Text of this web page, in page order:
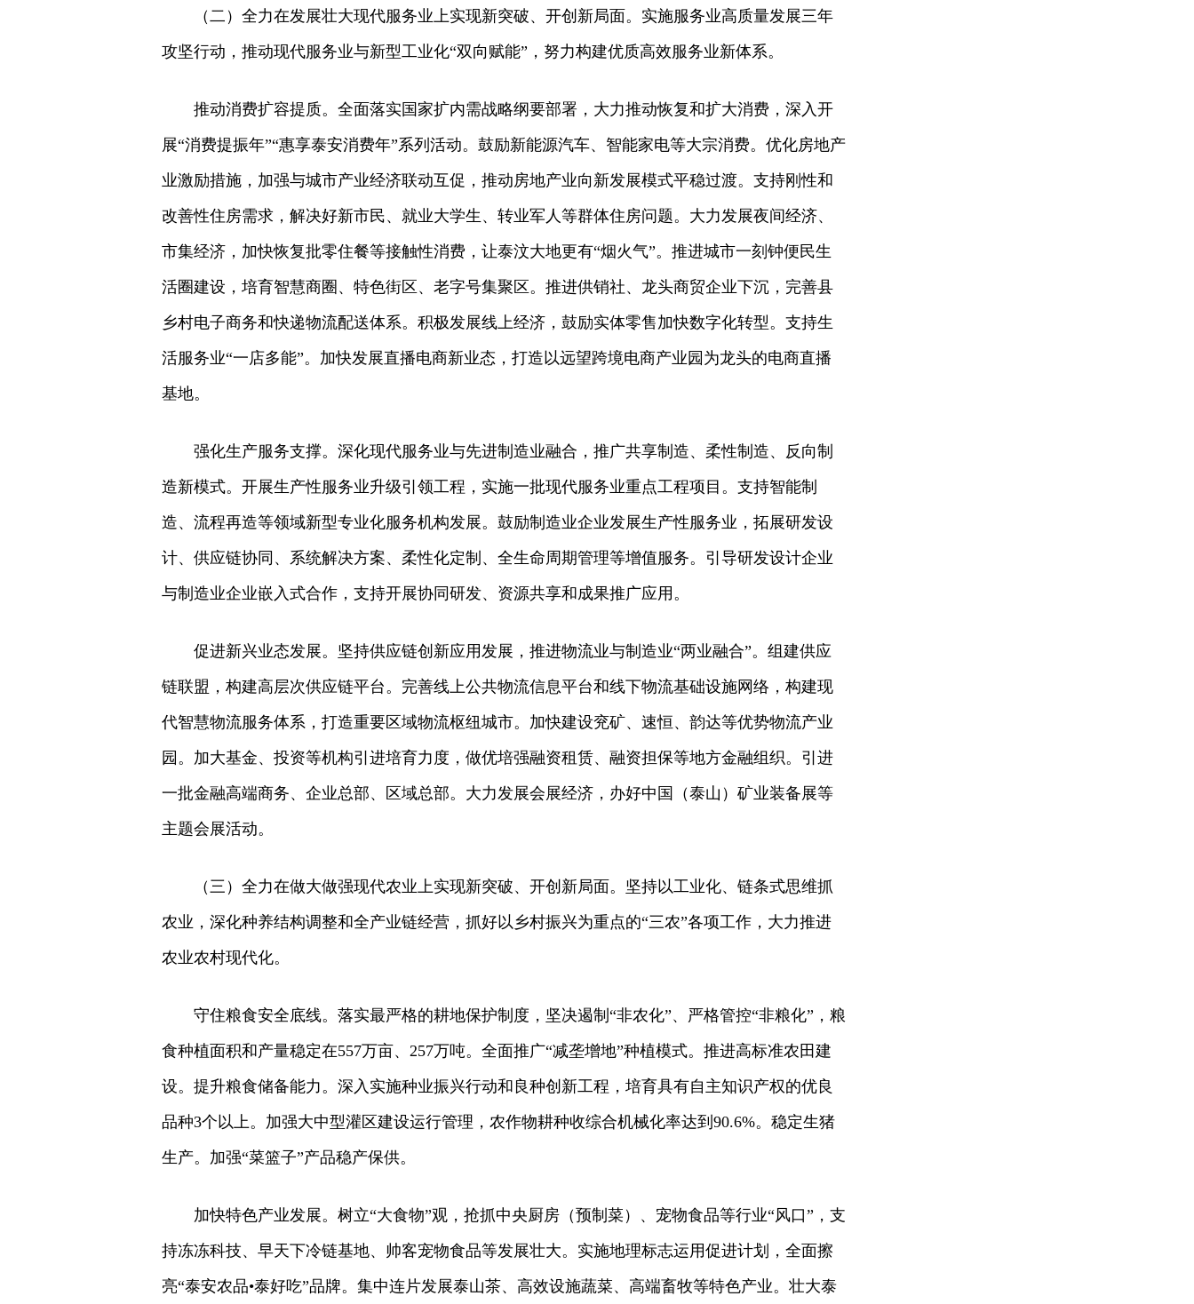
（二）全力在发展壮大现代服务业上实现新突破、开创新局面。实施服务业高质量发展三年
攻坚行动，推动现代服务业与新型工业化“双向赋能”，努力构建优质高效服务业新体系。
推动消费扩容提质。全面落实国家扩内需战略纲要部署，大力推动恢复和扩大消费，深入开
展“消费提振年”“惠享泰安消费年”系列活动。鼓励新能源汽车、智能家电等大宗消费。优化房地产
业激励措施，加强与城市产业经济联动互促，推动房地产业向新发展模式平稳过渡。支持刚性和
改善性住房需求，解决好新市民、就业大学生、转业军人等群体住房问题。大力发展夜间经济、
市集经济，加快恢复批零住餐等接触性消费，让泰汶大地更有“烟火气”。推进城市一刻钟便民生
活圈建设，培育智慧商圈、特色街区、老字号集聚区。推进供销社、龙头商贸企业下沉，完善县
乡村电子商务和快递物流配送体系。积极发展线上经济，鼓励实体零售加快数字化转型。支持生
活服务业“一店多能”。加快发展直播电商新业态，打造以远望跨境电商产业园为龙头的电商直播
基地。
强化生产服务支撑。深化现代服务业与先进制造业融合，推广共享制造、柔性制造、反向制
造新模式。开展生产性服务业升级引领工程，实施一批现代服务业重点工程项目。支持智能制
造、流程再造等领域新型专业化服务机构发展。鼓励制造业企业发展生产性服务业，拓展研发设
计、供应链协同、系统解决方案、柔性化定制、全生命周期管理等增值服务。引导研发设计企业
与制造业企业嵌入式合作，支持开展协同研发、资源共享和成果推广应用。
促进新兴业态发展。坚持供应链创新应用发展，推进物流业与制造业“两业融合”。组建供应
链联盟，构建高层次供应链平台。完善线上公共物流信息平台和线下物流基础设施网络，构建现
代智慧物流服务体系，打造重要区域物流枢纽城市。加快建设兖矿、速恒、韵达等优势物流产业
园。加大基金、投资等机构引进培育力度，做优培强融资租赁、融资担保等地方金融组织。引进
一批金融高端商务、企业总部、区域总部。大力发展会展经济，办好中国（泰山）矿业装备展等
主题会展活动。
（三）全力在做大做强现代农业上实现新突破、开创新局面。坚持以工业化、链条式思维抓
农业，深化种养结构调整和全产业链经营，抓好以乡村振兴为重点的“三农”各项工作，大力推进
农业农村现代化。
守住粮食安全底线。落实最严格的耕地保护制度，坚决遏制“非农化”、严格管控“非粮化”，粮
食种植面积和产量稳定在557万亩、257万吨。全面推广“减垄增地”种植模式。推进高标准农田建
设。提升粮食储备能力。深入实施种业振兴行动和良种创新工程，培育具有自主知识产权的优良
品种3个以上。加强大中型灌区建设运行管理，农作物耕种收综合机械化率达到90.6%。稳定生猪
生产。加强“菜篮子”产品稳产保供。
加快特色产业发展。树立“大食物”观，抢抓中央厨房（预制菜）、宠物食品等行业“风口”，支
持冻冻科技、早天下冷链基地、帅客宠物食品等发展壮大。实施地理标志运用促进计划，全面擦
亮“泰安农品•泰好吃”品牌。集中连片发展泰山茶、高效设施蔬菜、高端畜牧等特色产业。壮大泰